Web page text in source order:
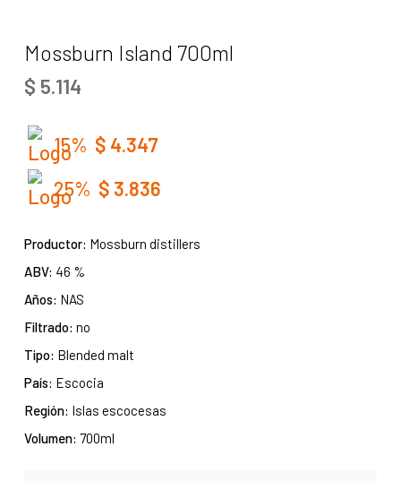
Mossburn Island 700ml
$ 5.114
15% $ 4.347
25% $ 3.836
Productor: Mossburn distillers
ABV: 46 %
Años: NAS
Filtrado: no
Tipo: Blended malt
País: Escocia
Región: Islas escocesas
Volumen: 700ml